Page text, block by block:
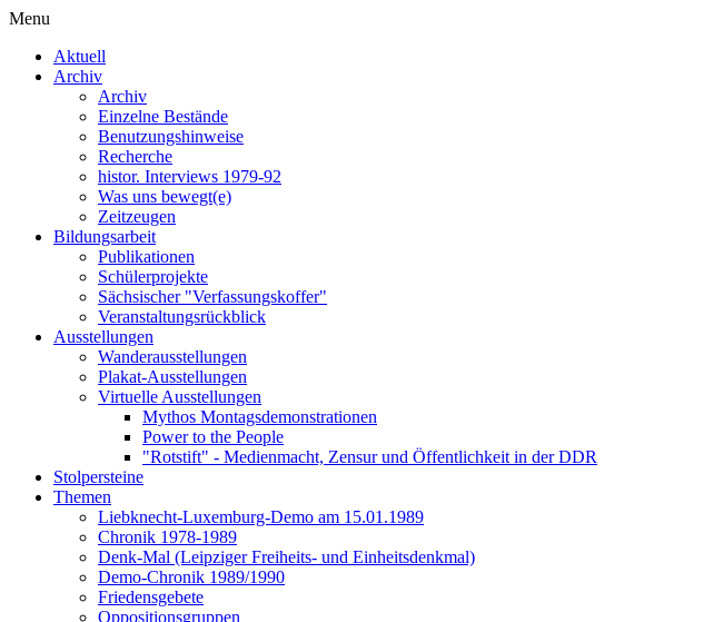
Menu
Aktuell
Archiv
Archiv
Einzelne Bestände
Benutzungshinweise
Recherche
histor. Interviews 1979-92
Was uns bewegt(e)
Zeitzeugen
Bildungsarbeit
Publikationen
Schülerprojekte
Sächsischer "Verfassungskoffer"
Veranstaltungsrückblick
Ausstellungen
Wanderausstellungen
Plakat-Ausstellungen
Virtuelle Ausstellungen
Mythos Montagsdemonstrationen
Power to the People
"Rotstift" - Medienmacht, Zensur und Öffentlichkeit in der DDR
Stolpersteine
Themen
Liebknecht-Luxemburg-Demo am 15.01.1989
Chronik 1978-1989
Denk-Mal (Leipziger Freiheits- und Einheitsdenkmal)
Demo-Chronik 1989/1990
Friedensgebete
Oppositionsgruppen